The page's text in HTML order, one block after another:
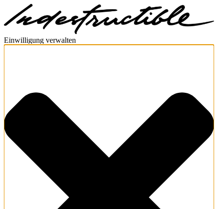
Einwilligung verwalten